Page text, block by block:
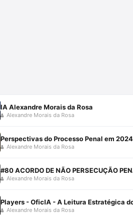
IA Alexandre Morais da Rosa
Alexandre Morais da Rosa
Perspectivas do Processo Penal em
Alexandre Morais da Rosa
#80 ACORDO DE NÃO PERSECUÇÃO
Alexandre Morais da Rosa
Players - OficIA - A Leitura Estratégica
Alexandre Morais da Rosa